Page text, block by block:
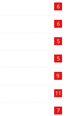
6
6
5
5
9
11
7